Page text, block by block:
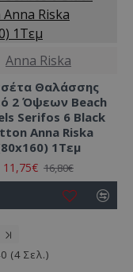
Anna Riska
Θαλάσσης
2 Όψεων Beach
Serifos 6 Black
Anna Riska
1Τεμ
11,75€ 16,80€
(4 Σελ.)